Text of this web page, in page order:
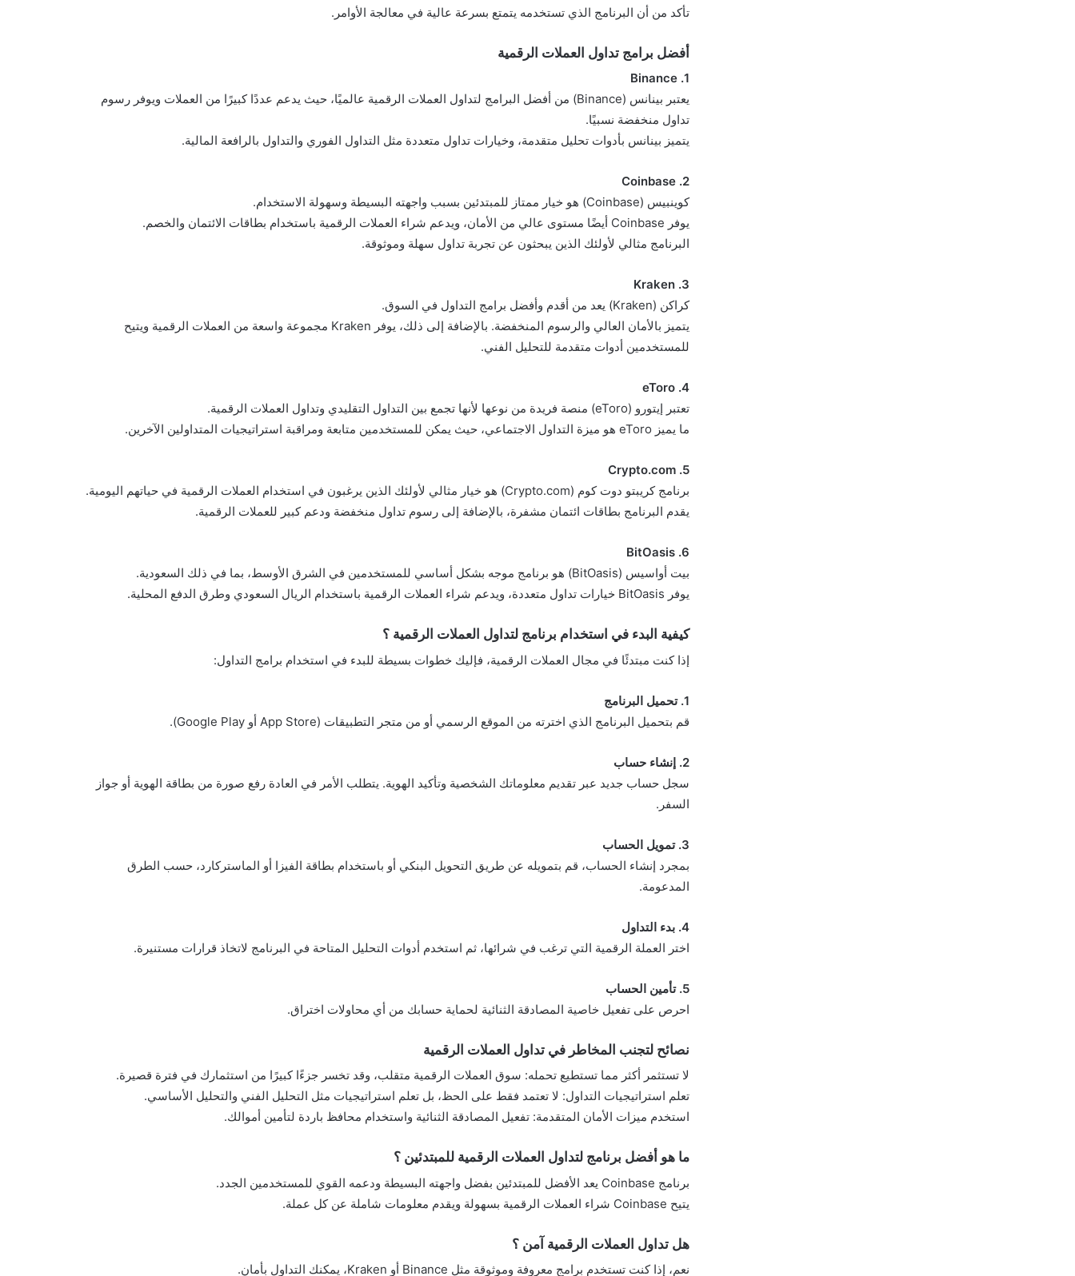
تأكد من أن البرنامج الذي تستخدمه يتمتع بسرعة عالية في معالجة الأوامر.
أفضل برامج تداول العملات الرقمية
1. Binance
يعتبر بينانس (Binance) من أفضل البرامج لتداول العملات الرقمية عالميًا، حيث يدعم عددًا كبيرًا من العملات ويوفر رسوم
تداول منخفضة نسبيًا.
يتميز بينانس بأدوات تحليل متقدمة، وخيارات تداول متعددة مثل التداول الفوري والتداول بالرافعة المالية.
2. Coinbase
كوينبيس (Coinbase) هو خيار ممتاز للمبتدئين بسبب واجهته البسيطة وسهولة الاستخدام.
يوفر Coinbase أيضًا مستوى عالي من الأمان، ويدعم شراء العملات الرقمية باستخدام بطاقات الائتمان والخصم.
البرنامج مثالي لأولئك الذين يبحثون عن تجربة تداول سهلة وموثوقة.
3. Kraken
كراكن (Kraken) يعد من أقدم وأفضل برامج التداول في السوق.
يتميز بالأمان العالي والرسوم المنخفضة. بالإضافة إلى ذلك، يوفر Kraken مجموعة واسعة من العملات الرقمية ويتيح
للمستخدمين أدوات متقدمة للتحليل الفني.
4. eToro
تعتبر إيتورو (eToro) منصة فريدة من نوعها لأنها تجمع بين التداول التقليدي وتداول العملات الرقمية.
ما يميز eToro هو ميزة التداول الاجتماعي، حيث يمكن للمستخدمين متابعة ومراقبة استراتيجيات المتداولين الآخرين.
5. Crypto.com
برنامج كريبتو دوت كوم (Crypto.com) هو خيار مثالي لأولئك الذين يرغبون في استخدام العملات الرقمية في حياتهم اليومية.
يقدم البرنامج بطاقات ائتمان مشفرة، بالإضافة إلى رسوم تداول منخفضة ودعم كبير للعملات الرقمية.
6. BitOasis
بيت أواسيس (BitOasis) هو برنامج موجه بشكل أساسي للمستخدمين في الشرق الأوسط، بما في ذلك السعودية.
يوفر BitOasis خيارات تداول متعددة، ويدعم شراء العملات الرقمية باستخدام الريال السعودي وطرق الدفع المحلية.
كيفية البدء في استخدام برنامج لتداول العملات الرقمية ؟
إذا كنت مبتدئًا في مجال العملات الرقمية، فإليك خطوات بسيطة للبدء في استخدام برامج التداول:
1. تحميل البرنامج
قم بتحميل البرنامج الذي اخترته من الموقع الرسمي أو من متجر التطبيقات (App Store أو Google Play).
2. إنشاء حساب
سجل حساب جديد عبر تقديم معلوماتك الشخصية وتأكيد الهوية. يتطلب الأمر في العادة رفع صورة من بطاقة الهوية أو جواز
السفر.
3. تمويل الحساب
بمجرد إنشاء الحساب، قم بتمويله عن طريق التحويل البنكي أو باستخدام بطاقة الفيزا أو الماستركارد، حسب الطرق
المدعومة.
4. بدء التداول
اختر العملة الرقمية التي ترغب في شرائها، ثم استخدم أدوات التحليل المتاحة في البرنامج لاتخاذ قرارات مستنيرة.
5. تأمين الحساب
احرص على تفعيل خاصية المصادقة الثنائية لحماية حسابك من أي محاولات اختراق.
نصائح لتجنب المخاطر في تداول العملات الرقمية
لا تستثمر أكثر مما تستطيع تحمله: سوق العملات الرقمية متقلب، وقد تخسر جزءًا كبيرًا من استثمارك في فترة قصيرة.
تعلم استراتيجيات التداول: لا تعتمد فقط على الحظ، بل تعلم استراتيجيات مثل التحليل الفني والتحليل الأساسي.
استخدم ميزات الأمان المتقدمة: تفعيل المصادقة الثنائية واستخدام محافظ باردة لتأمين أموالك.
ما هو أفضل برنامج لتداول العملات الرقمية للمبتدئين ؟
برنامج Coinbase يعد الأفضل للمبتدئين بفضل واجهته البسيطة ودعمه القوي للمستخدمين الجدد.
يتيح Coinbase شراء العملات الرقمية بسهولة ويقدم معلومات شاملة عن كل عملة.
هل تداول العملات الرقمية آمن ؟
نعم، إذا كنت تستخدم برامج معروفة وموثوقة مثل Binance أو Kraken، يمكنك التداول بأمان.